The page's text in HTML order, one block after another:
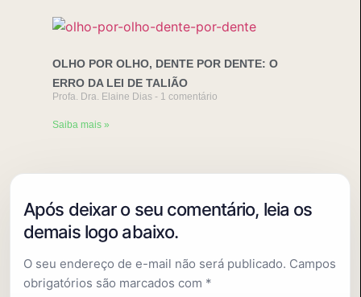
OLHO POR OLHO, DENTE POR DENTE: O
ERRO DA LEI DE TALIÃO
Profa. Dra. Elaine Dias 1 comentário
Saiba mais »
O seu endereço de e-mail não será publicado. Campos
obrigatórios são marcados com *